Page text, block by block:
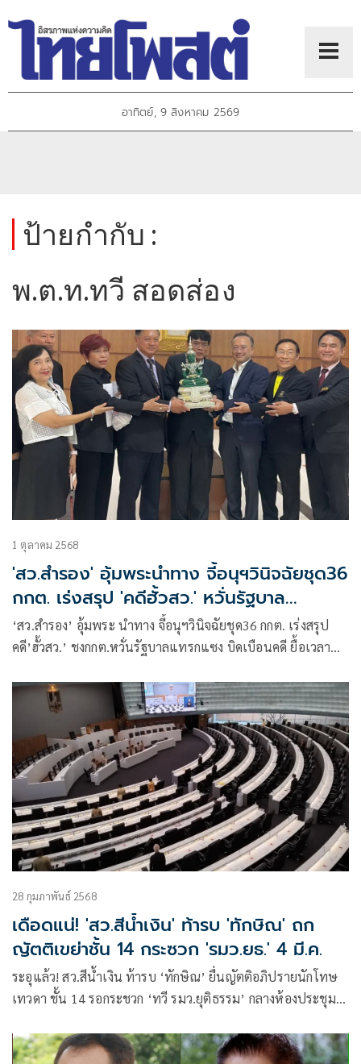
อาทิตย์, 9 สิงหาคม 2569
ป้ายกำกับ :
พ.ต.ท.ทวี สอดส่อง
1 ตุลาคม 2568
'สว.สำรอง' อุ้มพระนำทาง จี้อนุฯวินิจฉัยชุด36
กกต. เร่งสรุป 'คดีฮั้วสว.' หวั่นรัฐบาล
แทรกแซง
‘สว.สำรอง’ อุ้มพระ นำทาง จี้อนุฯวินิจฉัยชุด36 กกต. เร่งสรุป
คดี’ฮั้วสว.’ ชงกกต.หวั่นรัฐบาลแทรกแซง บิดเบือนคดี ยื้อเวลา
28 กุมภาพันธ์ 2568
เดือดแน่! 'สว.สีน้ำเงิน' ท้ารบ 'ทักษิณ' ถก
ญัตติเขย่าชั้น 14 กระซวก 'รมว.ยธ.' 4 มี.ค.
ระอุแล้ว! สว.สีน้ำเงิน ท้ารบ ‘ทักษิณ’ ยื่นญัตติอภิปรายนักโทษ
เทวดา ชั้น 14 รอกระชวก ‘ทวี รมว.ยุติธรรม’ กลางห้องประชุม 4
เอาด้วย ศึกนี้จบไม่ง่าย